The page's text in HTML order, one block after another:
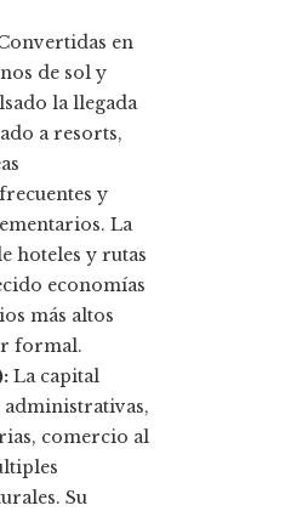
en
de sol y
la llegada
a resorts,
y
La
hoteles y rutas
economías
más altos
formal.
La capital
comercio al
Su